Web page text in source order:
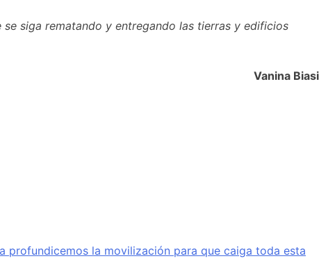
siga rematando y entregando las tierras y edificios
Vanina Biasi
profundicemos la movilización para que caiga toda esta